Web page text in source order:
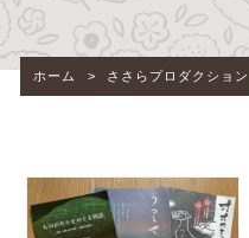
ホーム > ささらプロダクション